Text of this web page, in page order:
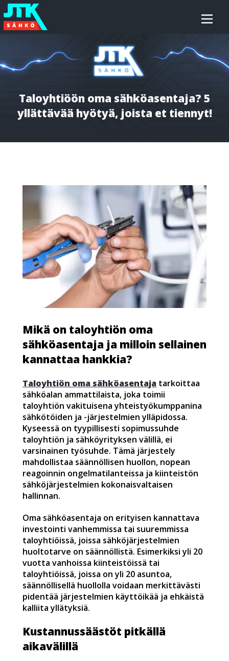
Siirry
sisältöön
JTK-
Sähkö
Oy
Taloyhtiöön oma sähköasentaja? 5
yllättävää hyötyä, joista et tiennyt!
Mikä on taloyhtiön oma
sähköasentaja ja milloin sellainen
kannattaa hankkia?
Taloyhtiön oma sähköasentaja tarkoittaa
sähköalan ammattilaista, joka toimii
taloyhtiön vakituisena yhteistyökumppanina
sähkötöiden ja -järjestelmien ylläpidossa.
Kyseessä on tyypillisesti sopimussuhde
taloyhtiön ja sähköyrityksen välillä, ei
varsinainen työsuhde. Tämä järjestely
mahdollistaa säännöllisen huollon, nopean
reagoinnin ongelmatilanteissa ja kiinteistön
sähköjärjestelmien kokonaisvaltaisen
hallinnan.
Oma sähköasentaja on erityisen kannattava
investointi vanhemmissa tai suuremmissa
taloyhtiöissä, joissa sähköjärjestelmien
huoltotarve on säännöllistä. Esimerkiksi yli 20
vuotta vanhoissa kiinteistöissä tai
taloyhtiöissä, joissa on yli 20 asuntoa,
säännöllisellä huollolla voidaan merkittävästi
pidentää järjestelmien käyttöikää ja ehkäistä
kalliita yllätyksiä.
Kustannussäästöt pitkällä
aikavälillä